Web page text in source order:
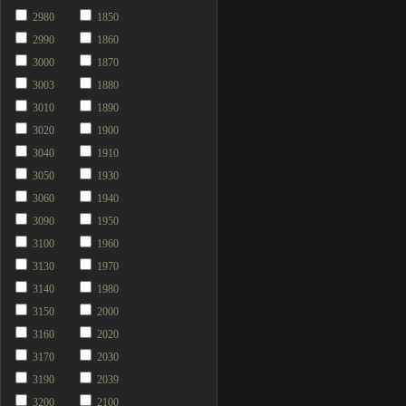
2980
2990
3000
3003
3010
3020
3040
3050
3060
3090
3100
3130
3140
3150
3160
3170
3190
3200
1850
1860
1870
1880
1890
1900
1910
1930
1940
1950
1960
1970
1980
2000
2020
2030
2039
2100